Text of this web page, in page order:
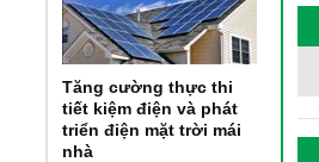
Tăng cường thực thi
tiết kiệm điện và phát
triển điện mặt trời mái
nhà